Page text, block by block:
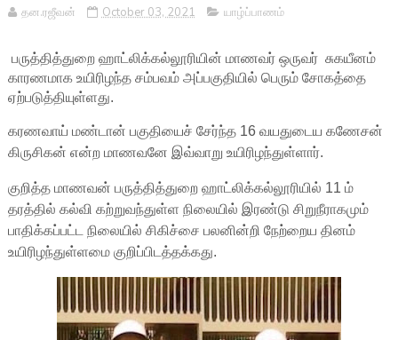
தன.ரஜீவன் October 03, 2021 யாழ்ப்பாணம்
பருத்தித்துறை ஹாட்லிக்கல்லூரியின் மாணவர் ஒருவர் சுகயீனம்
காரணமாக உயிரிழந்த சம்பவம் அப்பகுதியில் பெரும் சோகத்தை
ஏற்படுத்தியுள்ளது.
கரணவாய் மண்டான் பகுதியைச் சேர்ந்த 16 வயதுடைய கணேசன்
கிருசிகன் என்ற மாணவனே இவ்வாறு உயிரிழந்துள்ளார்.
குறித்த மாணவன் பருத்தித்துறை ஹாட்லிக்கல்லூரியில் 11 ம்
தரத்தில் கல்வி கற்றுவந்துள்ள நிலையில் இரண்டு சிறுநீராகமும்
பாதிக்கப்பட்ட நிலையில் சிகிச்சை பலனின்றி நேற்றைய தினம்
உயிரிழந்துள்ளமை குறிப்பிடத்தக்கது.